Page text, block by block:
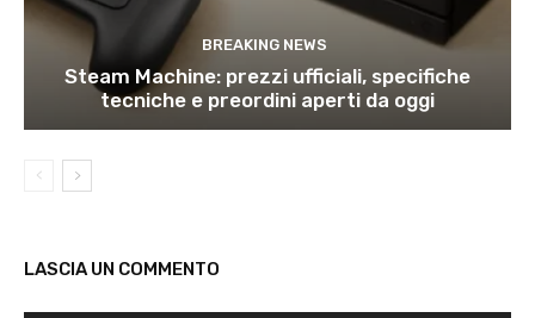
BREAKING NEWS
Steam Machine: prezzi ufficiali, specifiche
tecniche e preordini aperti da oggi
LASCIA UN COMMENTO